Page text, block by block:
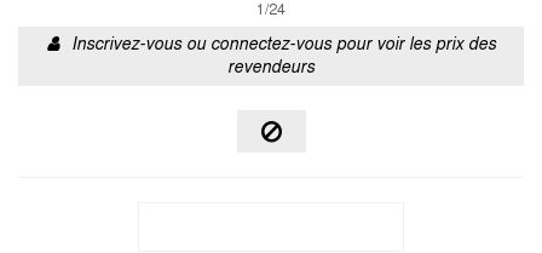
1/24
Inscrivez-vous ou connectez-vous pour voir les prix des
revendeurs